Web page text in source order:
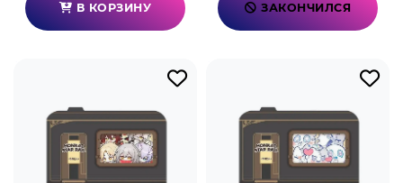
В КОРЗИНУ ЗАКОНЧИЛСЯ